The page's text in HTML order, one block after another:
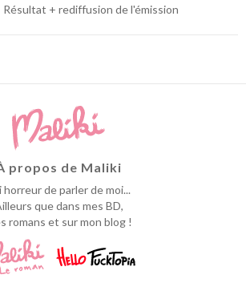
Résultat + rediffusion de l'émission
propos de Maliki
horreur de parler de moi...
que dans mes BD,
romans et sur mon blog !